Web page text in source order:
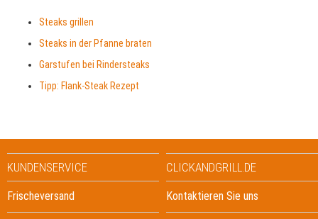
Steaks grillen
Steaks in der Pfanne braten
Garstufen bei Rindersteaks
Tipp: Flank-Steak Rezept
KUNDENSERVICE
Frischeversand
CLICKANDGRILL.DE
Kontaktieren Sie uns